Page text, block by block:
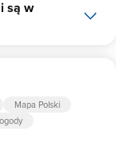
swoich gości
są w
dla dziecka,
Mapa Polski